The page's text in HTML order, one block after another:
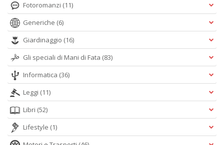
Fotoromanzi (11)
Generiche (6)
Giardinaggio (16)
Gli speciali di Mani di Fata (83)
Informatica (36)
Leggi (11)
Libri (52)
Lifestyle (1)